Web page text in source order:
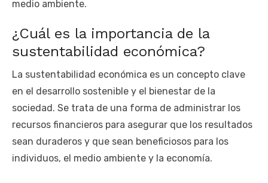
medio ambiente.
¿Cuál es la importancia de la
sustentabilidad económica?
La sustentabilidad económica es un concepto clave
en el desarrollo sostenible y el bienestar de la
sociedad. Se trata de una forma de administrar los
recursos financieros para asegurar que los resultados
sean duraderos y que sean beneficiosos para los
individuos, el medio ambiente y la economía.